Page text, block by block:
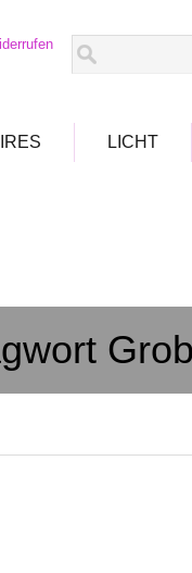
LICHT